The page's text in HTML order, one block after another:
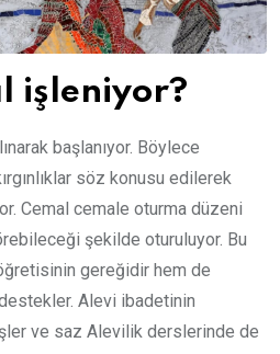
işleniyor?
başlanıyor. Böylece
söz konusu edilerek
Cemal cemale oturma düzeni
şekilde oturuluyor. Bu
gereğidir hem de
Alevi ibadetinin
ve saz Alevilik derslerinde de